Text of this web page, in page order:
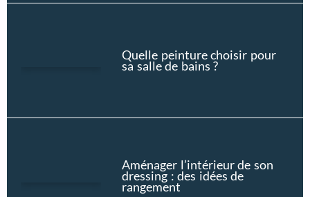
Quelle peinture choisir pour
sa salle de bains ?
Aménager l’intérieur de son
dressing : des idées de
rangement